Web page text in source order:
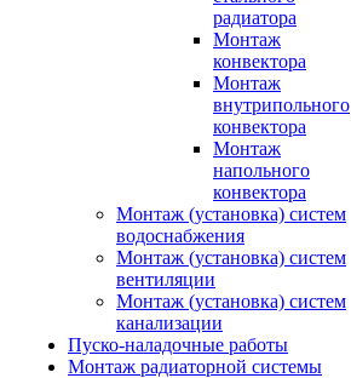
радиатора
Монтаж
конвектора
Монтаж
внутрипольного
конвектора
Монтаж
напольного
конвектора
Монтаж (установка) систем
водоснабжения
Монтаж (установка) систем
вентиляции
Монтаж (установка) систем
канализации
Пуско-наладочные работы
Монтаж радиаторной системы